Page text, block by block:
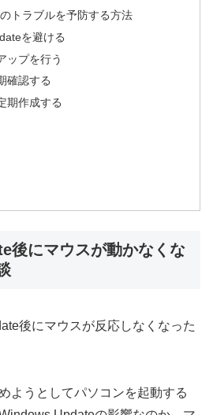
トラブルを予防する方法
を避ける
ップを行う
確認する
期作成する
後にマウスが動かなくな
後にマウスが反応しなくなった
ようとしてパソコンを起動する